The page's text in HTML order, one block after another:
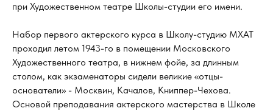
при Художественном театре Школы-студии его имени.
Набор первого актерского курса в Школу-студию МХАТ
проходил летом 1943-го в помещении Московского
Художественного театра, в нижнем фойе, за длинным
столом, как экзаменаторы сидели великие «отцы-
основатели» - Москвин, Качалов, Книппер-Чехова.
Основой преподавания актерского мастерства в Школе